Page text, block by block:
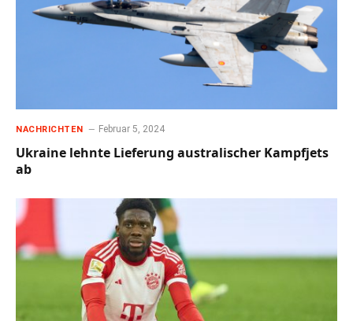
NACHRICHTEN Februar 5, 2024
Ukraine lehnte Lieferung australischer Kampfjets
ab